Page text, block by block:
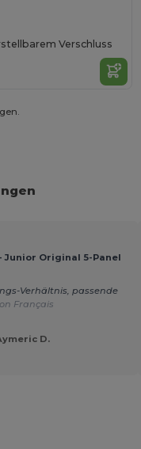
Verschluss
Junior Original 5-Panel
Verhältnis, passende
Français
D.